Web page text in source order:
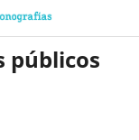
públicos